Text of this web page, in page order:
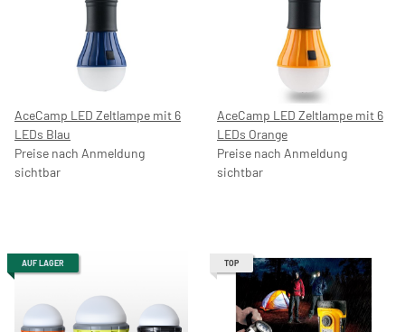
AceCamp LED Zeltlampe mit 6
LEDs Blau
Preise nach Anmeldung
sichtbar
AceCamp LED Zeltlampe mit 6
LEDs Orange
Preise nach Anmeldung
sichtbar
AUF LAGER TOP